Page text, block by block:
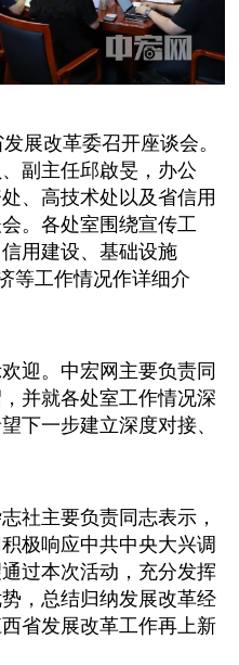
展改革委召开座谈会。
副主任邱啟旻，办公
、高技术处以及省信用
。各处室围绕宣传工
用建设、基础设施
等工作情况作详细介
迎。中宏网主要负责同
并就各处室工作情况深
下一步建立深度对接、
社主要负责同志表示，
极响应中共中央大兴调
过本次活动，充分发挥
，总结归纳发展改革经
省发展改革工作再上新